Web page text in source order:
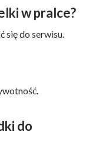
w pralce?
się do serwisu.
do